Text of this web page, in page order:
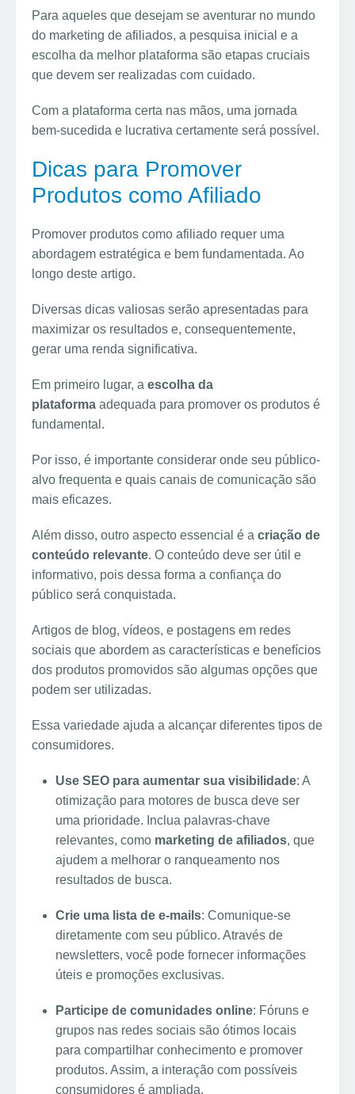
Para aqueles que desejam se aventurar no mundo
do marketing de afiliados, a pesquisa inicial e a
escolha da melhor plataforma são etapas cruciais
que devem ser realizadas com cuidado.
Com a plataforma certa nas mãos, uma jornada
bem-sucedida e lucrativa certamente será possível.
Dicas para Promover
Produtos como Afiliado
Promover produtos como afiliado requer uma
abordagem estratégica e bem fundamentada. Ao
longo deste artigo.
Diversas dicas valiosas serão apresentadas para
maximizar os resultados e, consequentemente,
gerar uma renda significativa.
Em primeiro lugar, a escolha da
plataforma adequada para promover os produtos é
fundamental.
Por isso, é importante considerar onde seu público-
alvo frequenta e quais canais de comunicação são
mais eficazes.
Além disso, outro aspecto essencial é a criação de
conteúdo relevante. O conteúdo deve ser útil e
informativo, pois dessa forma a confiança do
público será conquistada.
Artigos de blog, vídeos, e postagens em redes
sociais que abordem as características e benefícios
dos produtos promovidos são algumas opções que
podem ser utilizadas.
Essa variedade ajuda a alcançar diferentes tipos de
consumidores.
Use SEO para aumentar sua visibilidade: A
otimização para motores de busca deve ser
uma prioridade. Inclua palavras-chave
relevantes, como marketing de afiliados, que
ajudem a melhorar o ranqueamento nos
resultados de busca.
Crie uma lista de e-mails: Comunique-se
diretamente com seu público. Através de
newsletters, você pode fornecer informações
úteis e promoções exclusivas.
Participe de comunidades online: Fóruns e
grupos nas redes sociais são ótimos locais
para compartilhar conhecimento e promover
produtos. Assim, a interação com possíveis
consumidores é ampliada.